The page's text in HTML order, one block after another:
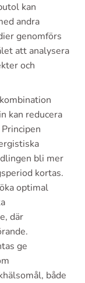
kan
andra
genomförs
att analysera
och
kan reducera
bli mer
kortas.
optimal
där
ge
både